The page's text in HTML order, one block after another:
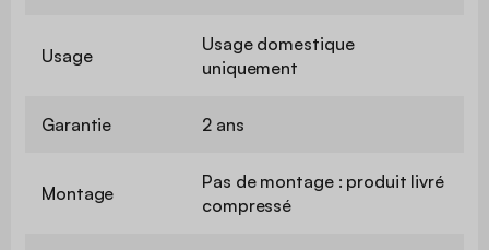
Usage
Usage domestique
uniquement
Garantie 2 ans
Montage
Pas de montage : produit livré
compressé